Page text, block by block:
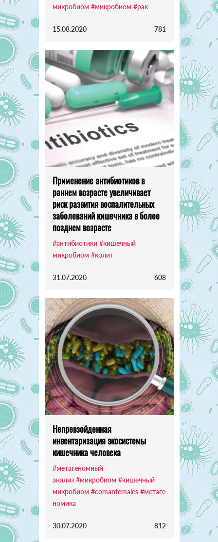
микробиом #микробиом #рак
15.08.2020 781
Применение антибиотиков в
раннем возрасте увеличивает
риск развития воспалительных
заболеваний кишечника в более
позднем возрасте
#антибиотики #кишечный
микробиом #колит
31.07.2020 608
Непревзойденная
инвентаризация экосистемы
кишечника человека
#метагеномный
анализ #микробиом #кишечный
микробиом #comantemales #метаге
номика
30.07.2020 812